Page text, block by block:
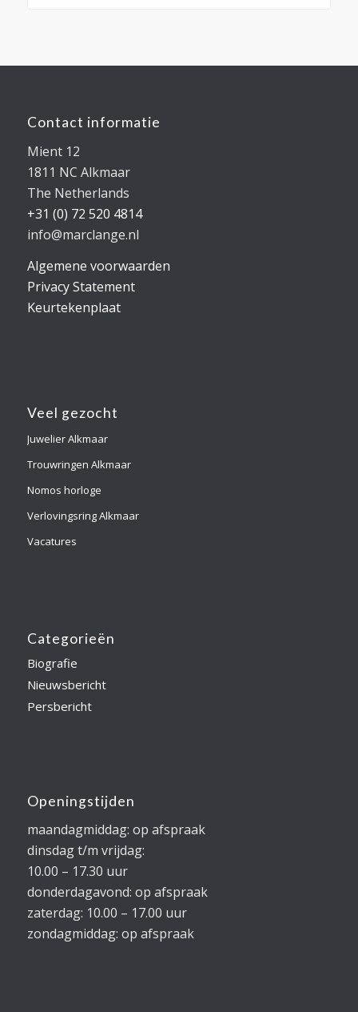
Contact informatie
Mient 12
1811 NC Alkmaar
The Netherlands
+31 (0) 72 520 4814
info@marclange.nl
Algemene voorwaarden
Privacy Statement
Keurtekenplaat
Veel gezocht
Juwelier Alkmaar
Trouwringen Alkmaar
Nomos horloge
Verlovingsring Alkmaar
Vacatures
Categorieën
Biografie
Nieuwsbericht
Persbericht
Openingstijden
maandagmiddag: op afspraak
dinsdag t/m vrijdag:
10.00 – 17.30 uur
donderdagavond: op afspraak
zaterdag: 10.00 – 17.00 uur
zondagmiddag: op afspraak